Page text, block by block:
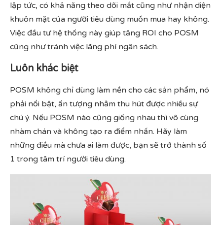
lập tức, có khả năng theo dõi mắt cũng như nhận diện
khuôn mặt của người tiêu dùng muốn mua hay không.
Việc đầu tư hệ thống này giúp tăng ROI cho POSM
cũng như tránh việc lãng phí ngân sách.
Luôn khác biệt
POSM không chỉ dùng làm nền cho các sản phẩm, nó
phải nổi bật, ấn tượng nhằm thu hút được nhiều sự
chú ý. Nếu POSM nào cũng giống nhau thì vô cùng
nhàm chán và không tạo ra điểm nhấn. Hãy làm
những điều mà chưa ai làm được, bạn sẽ trở thành số
1 trong tâm trí người tiêu dùng.